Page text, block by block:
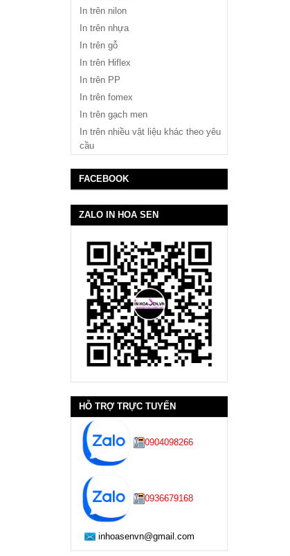
In trên nilon
In trên nhựa
In trên gỗ
In trên Hiflex
In trên PP
In trên fomex
In trên gạch men
In trên nhiều vật liệu khác theo yêu
cầu
FACEBOOK
ZALO IN HOA SEN
HỖ TRỢ TRỰC TUYẾN
0904098266
0936679168
inhoasenvn@gmail.com